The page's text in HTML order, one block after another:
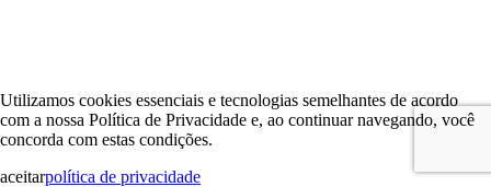
Utilizamos cookies essenciais e tecnologias semelhantes de acordo
com a nossa Política de Privacidade e, ao continuar navegando, você
concorda com estas condições.
aceitarpolítica de privacidade